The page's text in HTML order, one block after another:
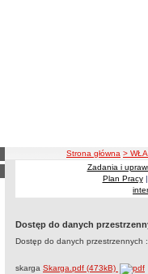
ścieżka nawigacji
Strona główna >
Zadania i
Plan Pracy|
Dostęp do danych
Dostęp do danych przestrzennych :
skarga Skarga.pdf (473kB)